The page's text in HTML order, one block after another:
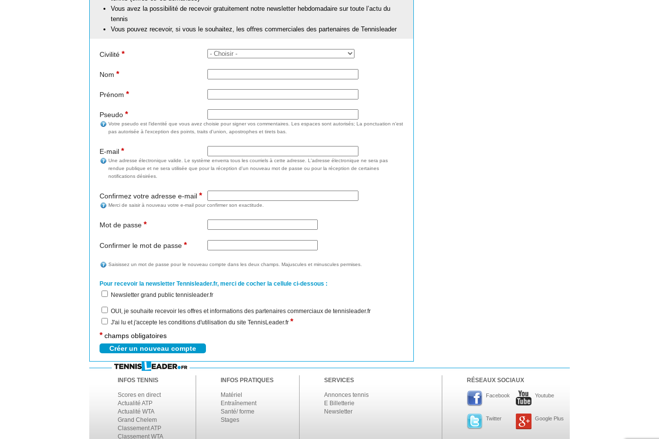
Vous avez la possibilité de recevoir gratuitement notre newsletter hebdomadaire sur toute l’actu du
tennis
Vous pouvez recevoir, si vous le souhaitez, les offres commerciales des partenaires de Tennisleader
Civilité *
Nom *
Prénom *
Pseudo *
Votre pseudo est l'identité que vous avez choisie pour signer vos commentaires. Les espaces sont autorisés; La ponctuation n'est
pas autorisée à l'exception des points, traits d'union, apostrophes et tirets bas.
E-mail *
Une adresse électronique valide. Le système enverra tous les courriels à cette adresse. L'adresse électronique ne sera pas
rendue publique et ne sera utilisée que pour la réception d'un nouveau mot de passe ou pour la réception de certaines
notifications désirées.
Confirmez votre adresse e-mail *
Merci de saisir à nouveau votre e-mail pour confirmer son exactitude.
Mot de passe *
Confirmer le mot de passe *
Saisissez un mot de passe pour le nouveau compte dans les deux champs. Majuscules et minuscules permises.
Pour recevoir la newsletter Tennisleader.fr, merci de cocher la cellule ci-dessous :
Newsletter grand public tennisleader.fr
OUI, je souhaite recevoir les offres et informations des partenaires commerciaux de tennisleader.fr
J'ai lu et j'accepte les conditions d'utilisation du site TennisLeader.fr *
* champs obligatoires
INFOS TENNIS
Scores en direct
Actualité ATP
Actualité WTA
Grand Chelem
Classement ATP
Classement WTA
INFOS PRATIQUES
Matériel
Entraînement
Santé/ forme
Stages
SERVICES
Annonces tennis
E Billetterie
Newsletter
RÉSEAUX SOCIAUX
Facebook Youtube
Twitter Google Plus